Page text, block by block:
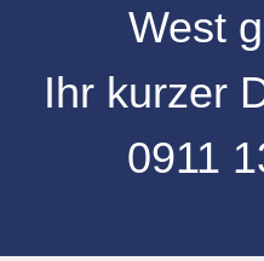
West
Ihr kurzer
0911